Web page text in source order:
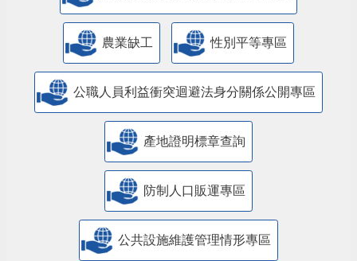
農業缺工 性別平等專區
公職人員利益衝突迴避法身分關係公開專區
產地證明標章查詢
防制人口販運專區
​公共設施維護管理情形專區